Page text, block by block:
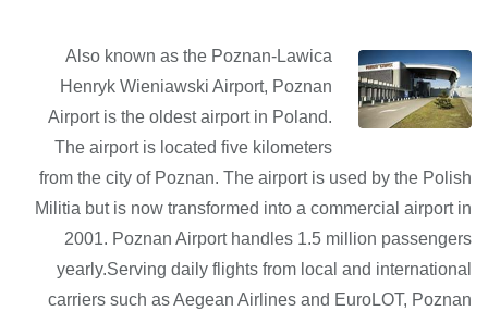
Also known as the Poznan-Lawica
Henryk Wieniawski Airport, Poznan
Airport is the oldest airport in Poland.
The airport is located five kilometers
from the city of Poznan. The airport is used by the Polish
Militia but is now transformed into a commercial airport in
2001. Poznan Airport handles 1.5 million passengers
yearly.Serving daily flights from local and international
carriers such as Aegean Airlines and EuroLOT, Poznan